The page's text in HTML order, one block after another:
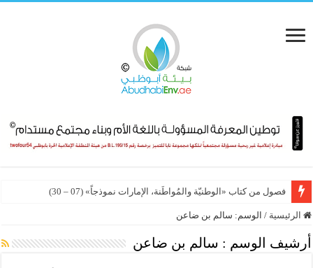
فصول من كتاب «الوطنيّة والمُواطَنة، الإمارات نموذجاً» (07 – 30)
الرئيسية / الوسم: سالم بن ضاعن
أرشيف الوسم : سالم بن ضاعن